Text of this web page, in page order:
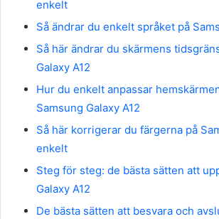
enkelt
Så ändrar du enkelt språket på
Så här ändrar du skärmens
Galaxy A12
Hur du enkelt anpassar
Samsung Galaxy A12
Så här korrigerar du färgerna på
enkelt
Steg för steg: de bästa sätten att
Galaxy A12
De bästa sätten att besvara och